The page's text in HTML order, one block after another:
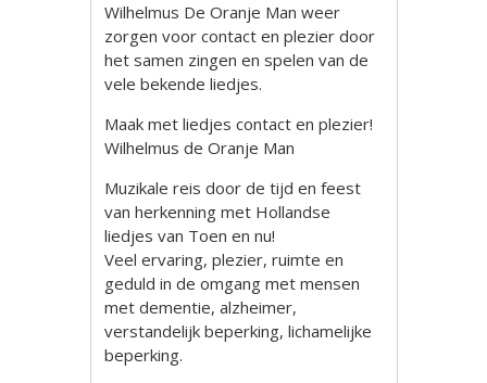
Wilhelmus De Oranje Man weer
zorgen voor contact en plezier door
het samen zingen en spelen van de
vele bekende liedjes.
Maak met liedjes contact en plezier!
Wilhelmus de Oranje Man
Muzikale reis door de tijd en feest
van herkenning met Hollandse
liedjes van Toen en nu!
Veel ervaring, plezier, ruimte en
geduld in de omgang met mensen
met dementie, alzheimer,
verstandelijk beperking, lichamelijke
beperking.